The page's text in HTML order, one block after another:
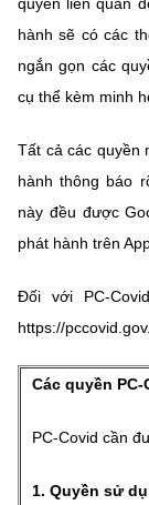
hành sẽ có các
ngắn gọn các
cụ thể kèm minh
Tất cả các quyền
hành thông báo
này đều được
phát hành trên
Đối với PC-
https://
Các quyền
PC-Covid cần
1. Quyền sử